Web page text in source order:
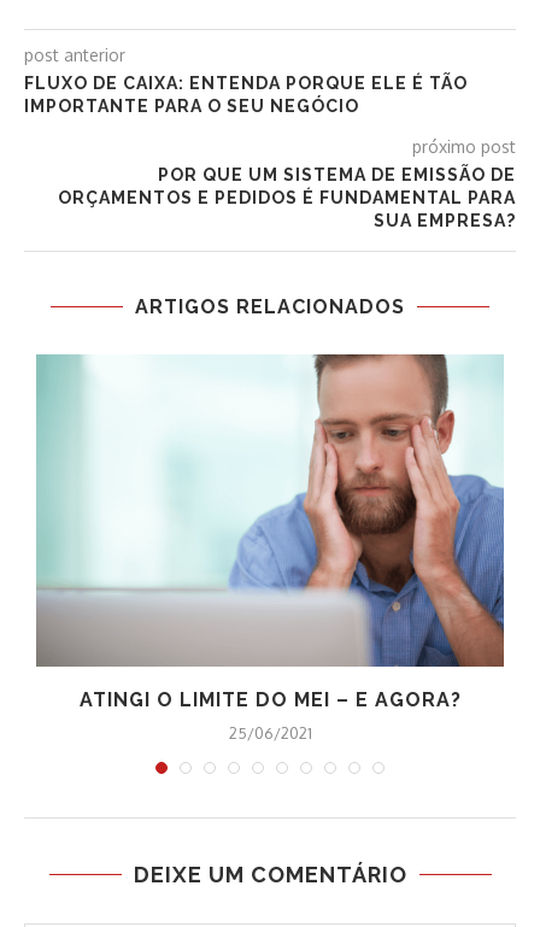
post anterior
FLUXO DE CAIXA: ENTENDA PORQUE ELE É TÃO
IMPORTANTE PARA O SEU NEGÓCIO
próximo post
POR QUE UM SISTEMA DE EMISSÃO DE
ORÇAMENTOS E PEDIDOS É FUNDAMENTAL PARA
SUA EMPRESA?
ARTIGOS RELACIONADOS
ATINGI O LIMITE DO MEI – E AGORA?
25/06/2021
DEIXE UM COMENTÁRIO